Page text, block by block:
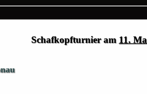
Schafkopfturnier am 11.